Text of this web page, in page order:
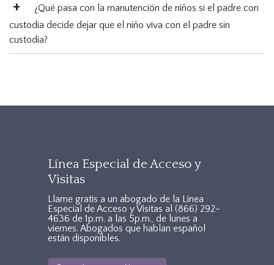
¿Qué pasa con la manutención de niños si el padre con
custodia decide dejar que el niño viva con el padre sin
custodia?
Línea Especial de Acceso y
Visitas
Llame gratis a un abogado de la Línea
Especial de Acceso y Visitas al (866) 292-
4636 de 1p.m. a las 5p.m., de lunes a
viernes. Abogados que hablan español
están disponibles.